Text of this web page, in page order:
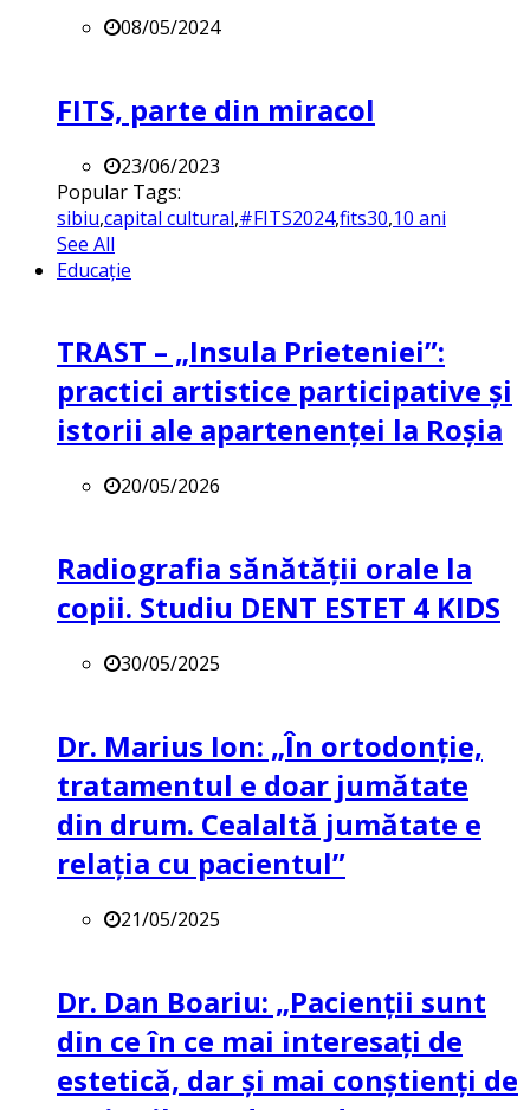
08/05/2024
FITS, parte din miracol
23/06/2023
Popular Tags:
sibiu,capital cultural,#FITS2024,fits30,10 ani
See All
Educație
TRAST – „Insula Prieteniei”:
practici artistice participative și
istorii ale apartenenței la Roșia
20/05/2026
Radiografia sănătății orale la
copii. Studiu DENT ESTET 4 KIDS
30/05/2025
Dr. Marius Ion: „În ortodonție,
tratamentul e doar jumătate
din drum. Cealaltă jumătate e
relația cu pacientul”
21/05/2025
Dr. Dan Boariu: „Pacienții sunt
din ce în ce mai interesați de
estetică, dar și mai conștienți de